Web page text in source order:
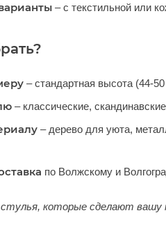
– с текстильной или
– стандартная высота (44-
– классические,
– дерево для уюта,
по Волжскому и
которые сделают